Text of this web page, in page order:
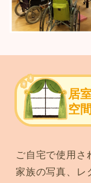
居
空
ご自宅で使用さ
家族の写真、レ